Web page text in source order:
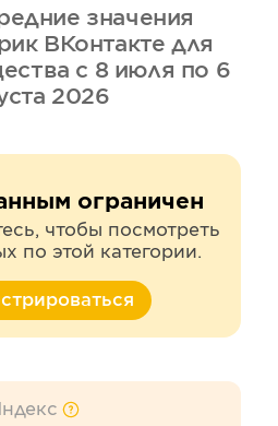
значения
ВКонтакте для
с 8 июля по 6
2026
ограничен
чтобы посмотреть
по этой категории.